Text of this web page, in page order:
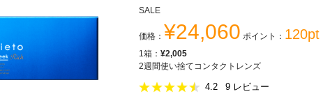
SALE
価格： ¥24,060 ポイント： 120pt
1箱： ¥2,005
2週間使い捨てコンタクトレンズ
4.2 9 レビュー